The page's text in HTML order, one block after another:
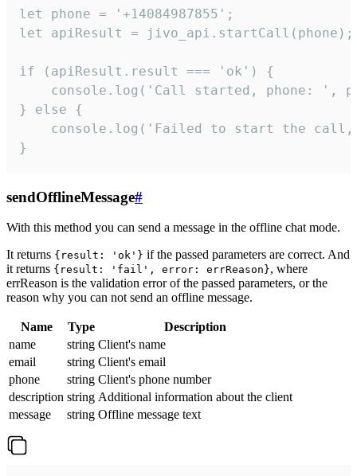
let phone = '+14084987855';
let apiResult = jivo_api.startCall(phone);
if (apiResult.result === 'ok') {
console.log('Call started, phone: ',
} else {
console.log('Failed to start the
}
sendOfflineMessage#
With this method you can send a message in the offline chat mode.
It returns {result: 'ok'} if the passed parameters are correct. And
it returns {result: 'fail', error: errReason}, where
errReason is the validation error of the passed parameters, or the
reason why you can not send an offline message.
Name Type
Description
name
string Client's name
email
string Client's email
phone
string Client's phone number
description string Additional information about the client
message
string Offline message text